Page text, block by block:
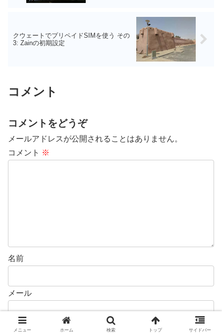
クウェートでプリペイドSIMを使う その
3: Zainの初期設定
コメント
コメントをどうぞ
メールアドレスが公開されることはありません。
コメント ※
名前
メール
サイト
メニュー ホーム 検索 トップ サイドバー